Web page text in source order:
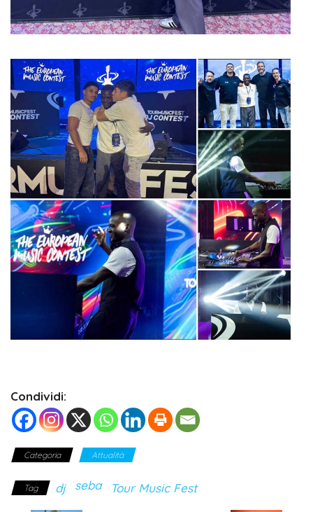
Condividi:
Categoria Attualità
Tag dj seba Tour Music Fest